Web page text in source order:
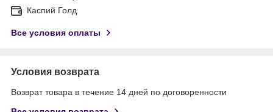
Каспий Голд
Все условия оплаты
Условия возврата
Возврат товара в течение 14 дней по договоренности